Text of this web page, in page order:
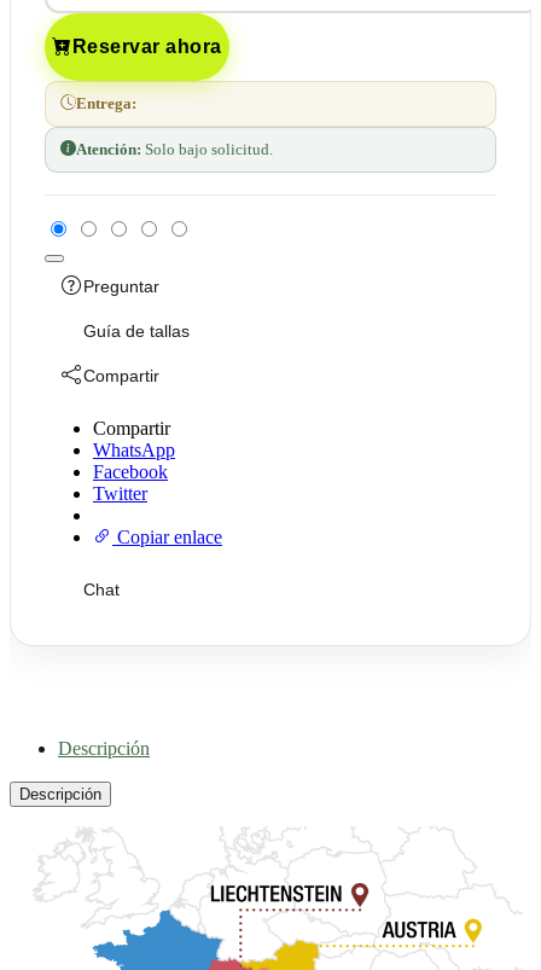
Reservar ahora
Entrega:
Atención: Solo bajo solicitud.
Preguntar
Guía de tallas
Compartir
Compartir
WhatsApp
Facebook
Twitter
Copiar enlace
Chat
Descripción
Descripción